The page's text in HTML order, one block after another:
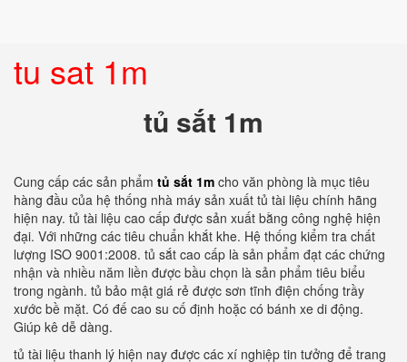
tu sat 1m
tủ sắt 1m
Cung cấp các sản phẩm tủ sắt 1m cho văn phòng là mục tiêu
hàng đầu của hệ thống nhà máy sản xuất tủ tài liệu chính hãng
hiện nay. tủ tài liệu cao cấp được sản xuất bằng công nghệ hiện
đại. Với những các tiêu chuẩn khắt khe. Hệ thống kiểm tra chất
lượng ISO 9001:2008. tủ sắt cao cấp là sản phẩm đạt các chứng
nhận và nhiều năm liền được bầu chọn là sản phẩm tiêu biểu
trong ngành. tủ bảo mật giá rẻ được sơn tĩnh điện chống trầy
xước bề mặt. Có đế cao su cố định hoặc có bánh xe di động.
Giúp kê dễ dàng.
tủ tài liệu thanh lý hiện nay được các xí nghiệp tin tưởng để trang